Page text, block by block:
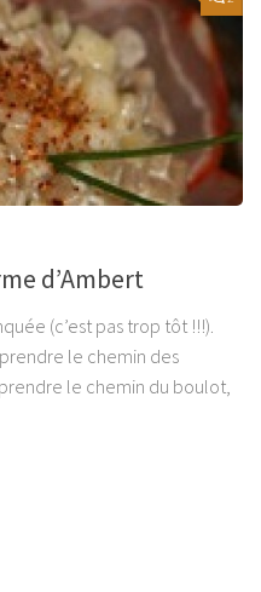
d’Ambert
(c’est pas trop tôt !!!).
le chemin des
le chemin du boulot,